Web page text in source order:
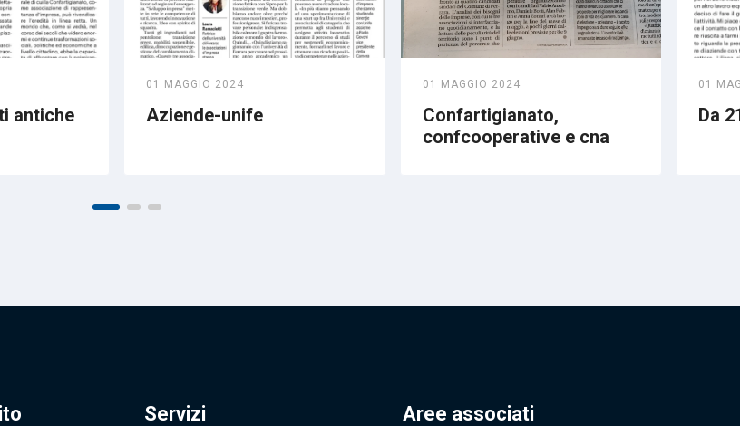
antiche
01 MAGGIO 2024
Aziende-unife
01 MAGGIO 2024
Confartigianato,
confcooperative e cna
01
Da
Servizi Aree associati